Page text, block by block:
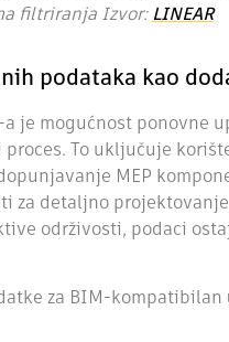
filtriranja Izvor: LINEAR
podataka kao
je mogućnost ponovne
To uključuje
MEP
za detaljno
održivosti, podaci
za BIM-kompatibilan